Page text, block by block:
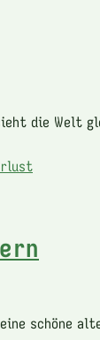
die Welt
schöne